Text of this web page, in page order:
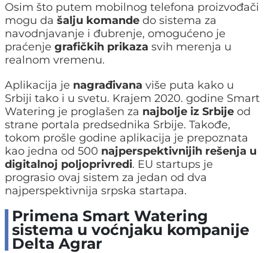
Osim što putem mobilnog telefona proizvođači
mogu da šalju komande do sistema za
navodnjavanje i đubrenje, omogućeno je
praćenje grafičkih prikaza svih merenja u
realnom vremenu.
Aplikacija je nagrađivana više puta kako u
Srbiji tako i u svetu. Krajem 2020. godine Smart
Watering je proglašen za najbolje iz Srbije od
strane portala predsednika Srbije. Takođe,
tokom prošle godine aplikacija je prepoznata
kao jedna od 500 najperspektivnijih rešenja u
digitalnoj poljoprivredi. EU startups je
prograsio ovaj sistem za jedan od dva
najperspektivnija srpska startapa.
Primena Smart Watering
sistema u voćnjaku kompanije
Delta Agrar